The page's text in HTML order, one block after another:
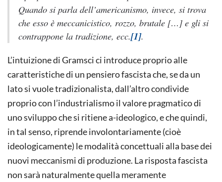
Quando si parla dell’americanismo, invece, si trova
che esso è meccanicistico, rozzo, brutale […] e gli si
contrappone la tradizione, ecc.[1].
L’intuizione di Gramsci ci introduce proprio alle
caratteristiche di un pensiero fascista che, se da un
lato si vuole tradizionalista, dall’altro condivide
proprio con l’industrialismo il valore pragmatico di
uno sviluppo che si ritiene a-ideologico, e che quindi,
in tal senso, riprende involontariamente (cioè
ideologicamente) le modalità concettuali alla base dei
nuovi meccanismi di produzione. La risposta fascista
non sarà naturalmente quella meramente